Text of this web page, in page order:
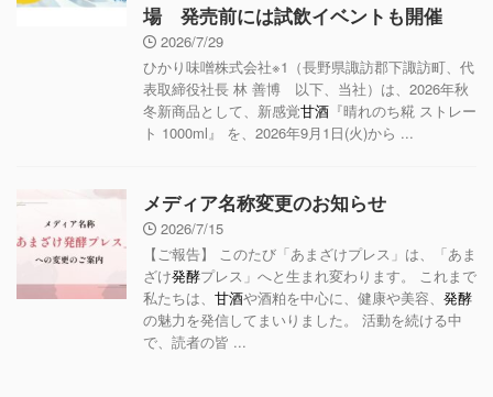
場 発売前には試飲イベントも開催
2026/7/29
ひかり味噌株式会社※1（長野県諏訪郡下諏訪町、代
表取締役社長 林 善博 以下、当社）は、2026年秋
冬新商品として、新感覚甘酒 『晴れのち糀 ストレー
ト 1000ml』 を、2026年9月1日(火)から ...
メディア名称変更のお知らせ
2026/7/15
【ご報告】 このたび「あまざけプレス」は、「あま
ざけ発酵プレス」へと生まれ変わります。 これまで
私たちは、 甘酒や酒粕を中心に、健康や美容、 発酵
の魅力を発信してまいりました。 活動を続ける中
で、読者の皆 ...